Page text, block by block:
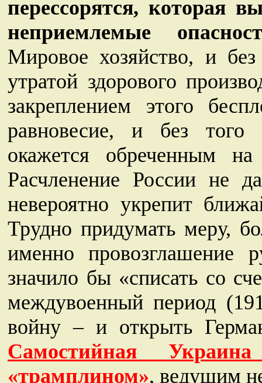
перессорятся, которая
неприемлемые
Мировое хозяйство, и
утратой здорового
закреплением этого
равновесие, и без того
окажется обреченным
Расчленение России не
невероятно укрепит
Трудно придумать меру,
именно провозглашение
значило бы «списать со
междувоенный период
войну – и открыть
Самостийная
«трамплином», ведущим